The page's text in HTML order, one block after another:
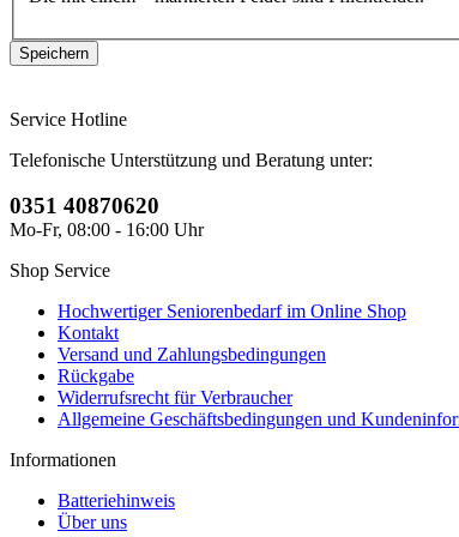
Service Hotline
Telefonische Unterstützung und Beratung unter:
0351 40870620
Mo-Fr, 08:00 - 16:00 Uhr
Shop Service
Hochwertiger Seniorenbedarf im Online Shop
Kontakt
Versand und Zahlungsbedingungen
Rückgabe
Widerrufsrecht für Verbraucher
Allgemeine Geschäftsbedingungen und
Informationen
Batteriehinweis
Über uns